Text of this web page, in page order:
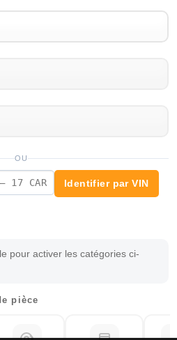
OU
Identifier par VIN
pour activer les catégories ci-
pièce